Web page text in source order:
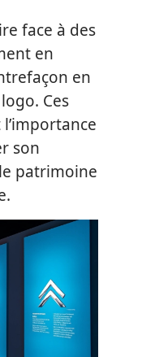
face à des
en
en
Ces
son
patrimoine